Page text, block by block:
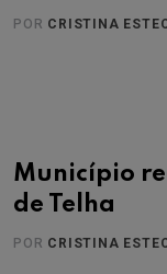
POR CRISTINA
Município
de Telha
POR CRISTINA